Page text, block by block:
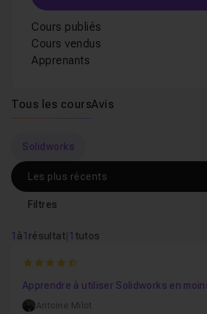
Cours publiés
Cours vendus
Apprenants
Tous les coursAvis
Solidworks
1 à1 résultat| 1 tutos
Filtres
4.6
Apprendre à utiliser Solidworks en
Antoine Milot